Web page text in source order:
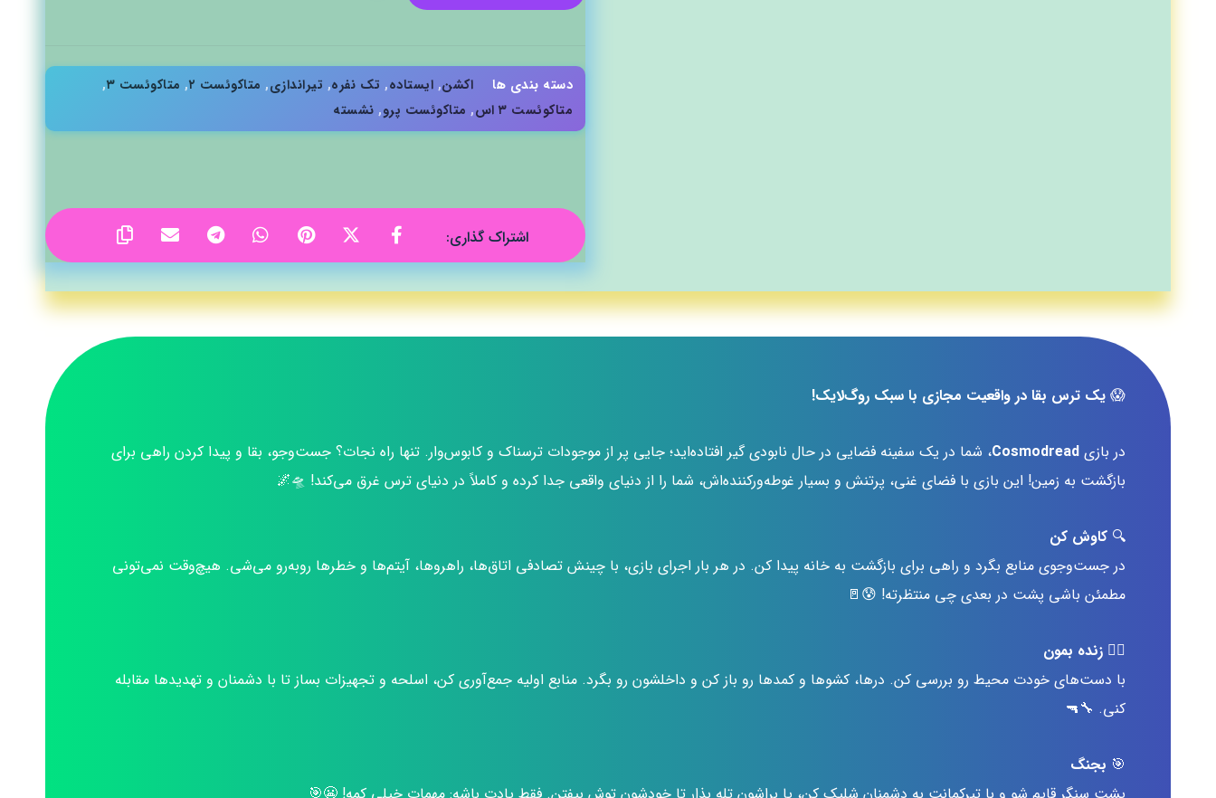
دسته بندی ها اکشن, ایستاده, تک نفره, تیراندازی, متاکوئست ۲ , متاکوئست ۳
,
متاکوئست ۳ اس
, متاکوئست پرو, نشسته
😱 یک ترس بقا در واقعیت مجازی با سبک روگ‌لایک!
در بازی Cosmodread، شما در یک سفینه فضایی در حال نابودی گیر افتاده‌اید؛ جایی پر از موجودات ترسناک و کابوس‌وار. تنها راه نجات؟ جست‌وجو، بقا و پیدا کردن راهی برای
بازگشت به زمین! این بازی با فضای غنی، پرتنش و بسیار غوطه‌ور‌کننده‌اش، شما را از دنیای واقعی جدا کرده و کاملاً در دنیای ترس غرق می‌کند! 🛸🌌
🔍 کاوش کن
در جست‌وجوی منابع بگرد و راهی برای بازگشت به خانه پیدا کن. در هر بار اجرای بازی، با چینش تصادفی اتاق‌ها، راهروها، آیتم‌ها و خطرها روبه‌رو می‌شی. هیچ‌وقت نمی‌تونی
مطمئن باشی پشت در بعدی چی منتظرته! 😰🚪
🧍‍♂️ زنده بمون
با دست‌های خودت محیط رو بررسی کن. درها، کشوها و کمدها رو باز کن و داخلشون رو بگرد. منابع اولیه جمع‌آوری کن، اسلحه و تجهیزات بساز تا با دشمنان و تهدیدها مقابله
کنی. 🔧🔫
🎯 بجنگ